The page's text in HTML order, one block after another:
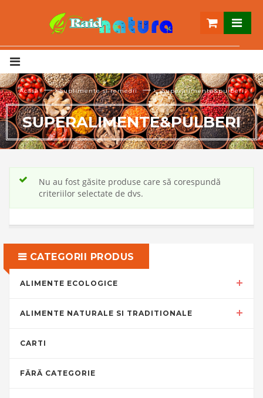
Acasă — ›Suplimente si remedii — › Superalimente&pulberi
SUPERALIMENTE&PULBERI
Nu au fost găsite produse care să corespundă
criteriilor selectate de dvs.
CATEGORII PRODUS
ALIMENTE ECOLOGICE
ALIMENTE NATURALE SI TRADITIONALE
CARTI
FĂRĂ CATEGORIE